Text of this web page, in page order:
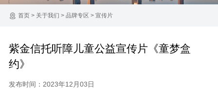
首页 > 关于我们 > 品牌专区 > 宣传片
紫金信托听障儿童公益宣传片《童梦盒
约》
发布时间：2023年12月03日